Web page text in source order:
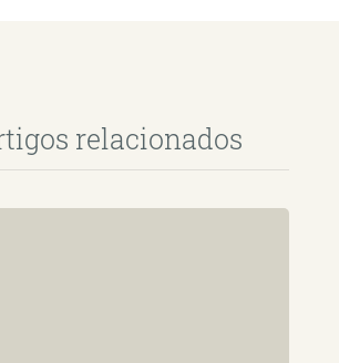
relacionados